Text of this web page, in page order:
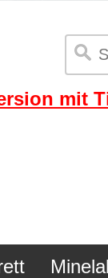
mit